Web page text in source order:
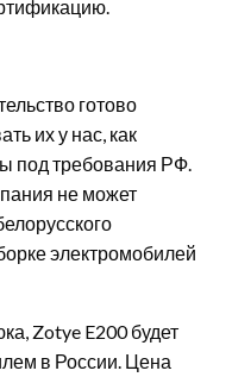
готово
их у нас, как
под требования РФ.
не может
электромобилей
Zotye E200 будет
в России. Цена